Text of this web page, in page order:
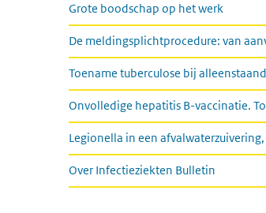
Grote boodschap op het werk
De meldingsplichtprocedure: van
Toename tuberculose bij
Onvolledige hepatitis B-vaccinatie.
Legionella in een
Over Infectieziekten Bulletin